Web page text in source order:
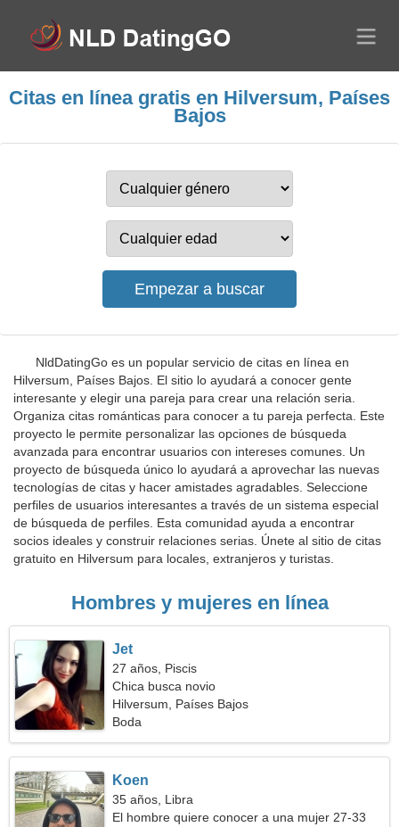
Citas en línea gratis en Hilversum, Países
Bajos
NldDatingGo es un popular servicio de citas en línea en
Hilversum, Países Bajos. El sitio lo ayudará a conocer gente
interesante y elegir una pareja para crear una relación seria.
Organiza citas románticas para conocer a tu pareja perfecta. Este
proyecto le permite personalizar las opciones de búsqueda
avanzada para encontrar usuarios con intereses comunes. Un
proyecto de búsqueda único lo ayudará a aprovechar las nuevas
tecnologías de citas y hacer amistades agradables. Seleccione
perfiles de usuarios interesantes a través de un sistema especial
de búsqueda de perfiles. Esta comunidad ayuda a encontrar
socios ideales y construir relaciones serias. Únete al sitio de citas
gratuito en Hilversum para locales, extranjeros y turistas.
Hombres y mujeres en línea
Jet
27 años, Piscis
Chica busca novio
Hilversum, Países Bajos
Boda
Koen
35 años, Libra
El hombre quiere conocer a una mujer 27-33